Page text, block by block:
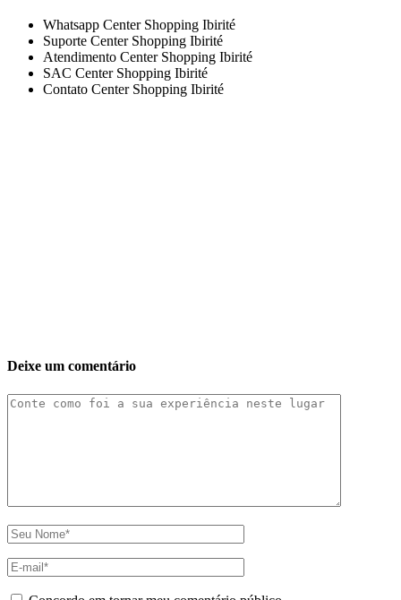
Whatsapp Center Shopping Ibirité
Suporte Center Shopping Ibirité
Atendimento Center Shopping Ibirité
SAC Center Shopping Ibirité
Contato Center Shopping Ibirité
Deixe um comentário